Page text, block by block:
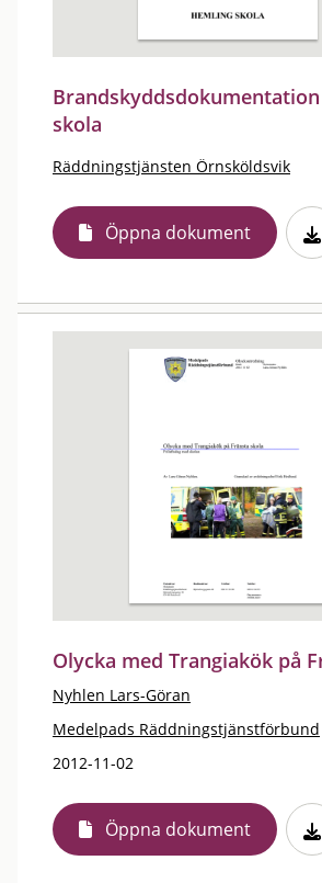
skola
Räddningstjänsten Örnsköldsvik
Öppna dokument
Olycka med Trangiakök på
Nyhlen Lars-Göran
Medelpads Räddningstjänstförbund
2012-11-02
Öppna dokument